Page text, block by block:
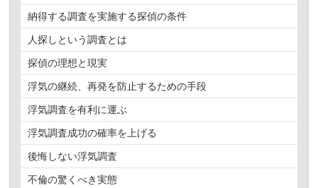
納得する調査を実施する探偵の条件
人探しという調査とは
探偵の理想と現実
浮気の継続、再発を防止するための手段
浮気調査を有利に運ぶ
浮気調査成功の確率を上げる
後悔しない浮気調査
不倫の驚くべき実態